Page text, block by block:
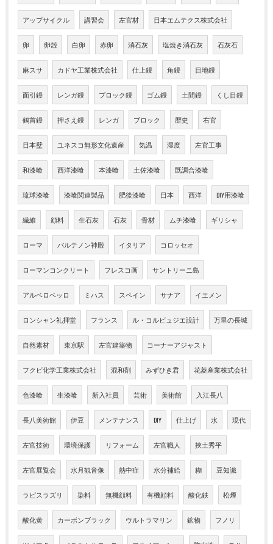
アップサイクル 講習会 左官材 日本エムテクス株式会社
卵 卵殻 白卵 赤卵 消石灰 塩焼き消石灰 石灰石
麻スサ カドヤ工業株式会社 仕上鏝 角鏝 目地鏝
面引鏝 レンガ鏝 ブロック鏝 ゴム鏝 土間鏝 くし目鏝
鶴首鏝 押さえ鏝 レンガ ブロック 歴史 右官
日本壁 ユネスコ無形文化遺産 気温 湿度 左官工事
和漆喰 西洋漆喰 本漆喰 土佐漆喰 既調合漆喰
琉球漆喰 漆喰関連製品 肥後漆喰 日本 西洋 DIY用漆喰
繊維 顔料 生石灰 石灰 骨材 ムチ漆喰 ギリシャ
ローマ パルテノン神殿 イタリア コロッセオ
ローマンコンクリート フレスコ画 サントリーニ島
アルベロベッロ ミハス スペイン サナア イエメン
ロンシャン礼拝堂 フランス ル・コルビュジエ設計 万里の長城
自然素材 東京駅 左官建築物 コーナーアジャスト
フクビ化学工業株式会社 混和剤 みずひき君 花菱産業株式会社
色漆喰 生漆喰 新入社員 芸術 美術館 入江長八
長八美術館 伊豆 メンテナンス DIY 仕上げ 水 現代
左官技術 環境保護 リフォーム 左官職人 挾土秀平
左官展覧会 水月観音像 熱中症 水分補給 糊 豆知識
ラピスラズリ 染料 無機顔料 有機顔料 酸化鉄 松煙
酸化黄 カーボンブラック ウルトラマリン 鉱物 フノリ